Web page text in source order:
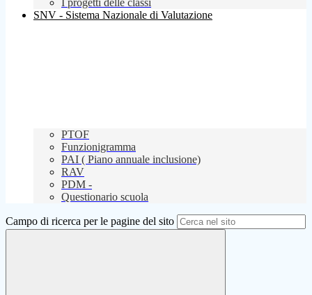
I progetti delle classi
SNV - Sistema Nazionale di Valutazione
PTOF
Funzionigramma
PAI ( Piano annuale inclusione)
RAV
PDM -
Questionario scuola
Campo di ricerca per le pagine del sito